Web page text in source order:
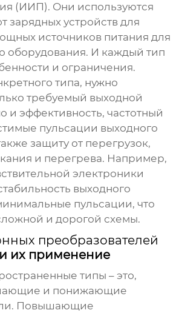
(ИИП). Они используются
зарядных устройств для
источников питания для
оборудования. И каждый тип
и ограничения.
типа, нужно
требуемый выходной
и эффективность, частотный
пульсации выходного
защиту от перегрузок,
и перегрева. Например,
электроники
выходного
пульсации, что
и дорогой схемы.
преобразователей
и их применение
типы – это,
и понижающие
Повышающие